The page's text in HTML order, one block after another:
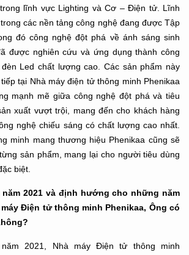
lĩnh vực Lighting và Cơ – Điện tử. Lĩnh
các nền tảng công nghệ đang được Tập
đó công nghệ đột phá về ánh sáng sinh
được nghiên cứu và ứng dụng thành công
Led chất lượng cao. Các sản phẩm này
tại Nhà máy điện tử thông minh Phenikaa
mạnh mẽ giữa công nghệ đột phá và tiêu
xuất vượt trội, mang đến cho khách hàng
nghệ chiếu sáng có chất lượng cao nhất.
minh mang thương hiệu Phenikaa cũng sẽ
sản phẩm, mang lại cho người tiêu dùng
biệt.
2021 và định hướng cho những năm
Điện tử thông minh Phenikaa, Ông có
2021, Nhà máy Điện tử thông minh